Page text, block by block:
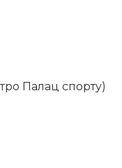
Палац спорту)